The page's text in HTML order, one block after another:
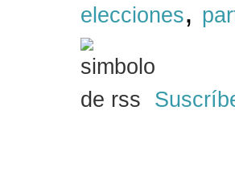
elecciones,